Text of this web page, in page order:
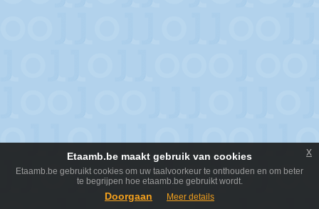
Etaamb.be maakt gebruik van cookies
Etaamb.be gebruikt cookies om uw taalvoorkeur te onthouden en om beter
te begrijpen hoe etaamb.be gebruikt wordt.
Doorgaan Meer details
x